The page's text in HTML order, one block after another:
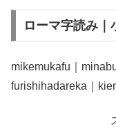
ローマ字読み｜
mikemukafu｜
furishihadareka｜